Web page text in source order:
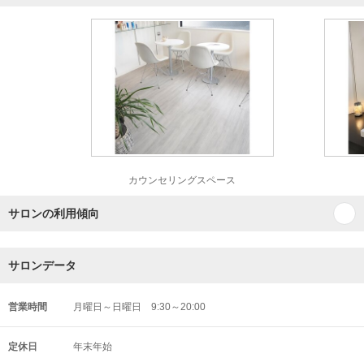
カウンセリングスペース
サロンの利用傾向
サロンデータ
営業時間 月曜日～日曜日 9:30～20:00
定休日 年末年始